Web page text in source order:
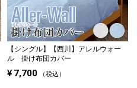
【シングル】
【西川】アレルウォー
ル 掛け布団カバー
¥ 7,700 税込